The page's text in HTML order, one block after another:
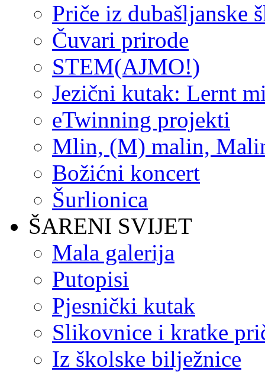
Priče iz dubašljanske
Čuvari prirode
STEM(AJMO!)
Jezični kutak: Lernt
eTwinning projekti
Mlin, (M) malin,
Božićni koncert
Šurlionica
ŠARENI SVIJET
Mala galerija
Putopisi
Pjesnički kutak
Slikovnice i kratke
Iz školske bilježnice